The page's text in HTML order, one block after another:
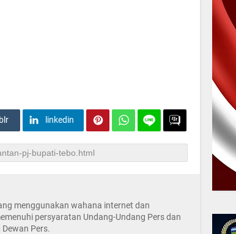
linkedin
menggunakan wahana internet dan
persyaratan Undang-Undang Pers dan
Pers.